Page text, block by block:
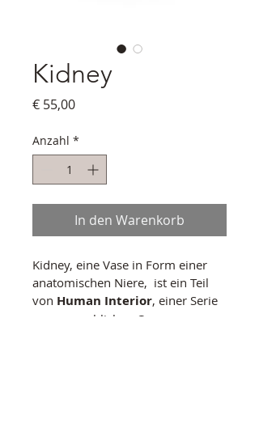
Kidney
€ 55,00Preis
Anzahl *
In den Warenkorb
Kidney, eine Vase in Form einer
anatomischen Niere,  ist ein Teil
von Human Interior, einer Serie
von menschlichen Organen.